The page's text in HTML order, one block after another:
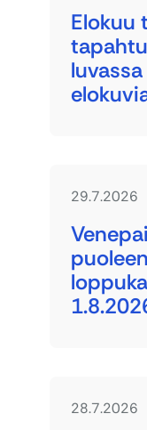
Elokuu
29.7.2026
28.7.2026